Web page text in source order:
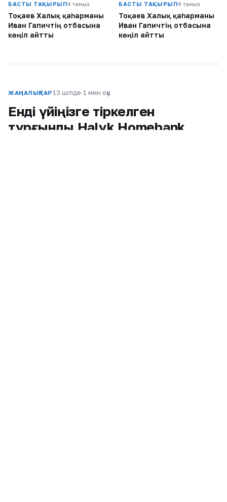
БАСТЫ ТАҚЫРЫП4 тамыз
Тоқаев Халық қаһарманы
Иван Гапичтің отбасына
көңіл айтты
БАСТЫ ТАҚЫРЫП4 тамыз
Тоқаев Халық қаһарманы
Иван Гапичтің отбасына
көңіл айтты
ЖАҢАЛЫҚТАР 13 шілде·1 мин оқу
Енді үйіңізге тіркелген
тұрғынды Halyk Homebank